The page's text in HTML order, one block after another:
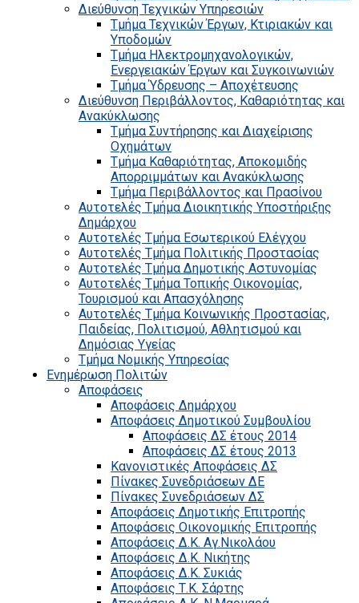
Διεύθυνση Τεχνικών Υπηρεσιών
Τμήμα Τεχνικών Έργων, Κτιριακών και
Υποδομών
Τμήμα Ηλεκτρομηχανολογικών,
Ενεργειακών Έργων και Συγκοινωνιών
Τμήμα Ύδρευσης – Αποχέτευσης
Διεύθυνση Περιβάλλοντος, Καθαριότητας και
Ανακύκλωσης
Τμήμα Συντήρησης και Διαχείρισης
Οχημάτων
Τμήμα Καθαριότητας, Αποκομιδής
Απορριμμάτων και Ανακύκλωσης
Τμήμα Περιβάλλοντος και Πρασίνου
Αυτοτελές Τμήμα Διοικητικής Υποστήριξης
Δημάρχου
Αυτοτελές Τμήμα Εσωτερικού Ελέγχου
Αυτοτελές Τμήμα Πολιτικής Προστασίας
Αυτοτελές Τμήμα Δημοτικής Αστυνομίας
Αυτοτελές Τμήμα Τοπικής Οικονομίας,
Τουρισμού και Απασχόλησης
Αυτοτελές Τμήμα Κοινωνικής Προστασίας,
Παιδείας, Πολιτισμού, Αθλητισμού και
Δημόσιας Υγείας
Τμήμα Νομικής Υπηρεσίας
Ενημέρωση Πολιτών
Αποφάσεις
Αποφάσεις Δημάρχου
Αποφάσεις Δημοτικού Συμβουλίου
Αποφάσεις ΔΣ έτους 2014
Αποφάσεις ΔΣ έτους 2013
Κανονιστικές Αποφάσεις ΔΣ
Πίνακες Συνεδριάσεων ΔΕ
Πίνακες Συνεδριάσεων ΔΣ
Αποφάσεις Δημοτικής Επιτροπής
Αποφάσεις Οικονομικής Επιτροπής
Αποφάσεις Δ.Κ. Αγ.Νικολάου
Αποφάσεις Δ.Κ. Νικήτης
Αποφάσεις Δ.Κ. Συκιάς
Αποφάσεις Τ.Κ. Σάρτης